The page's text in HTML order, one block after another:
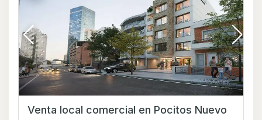
Venta local comercial en Pocitos Nuevo